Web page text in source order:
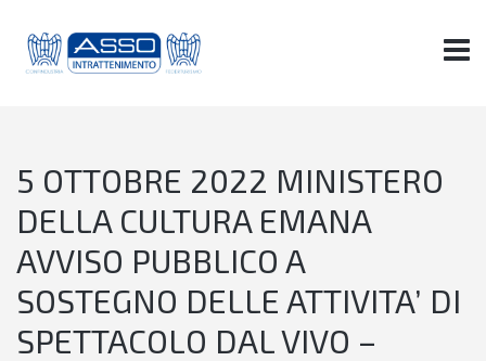
5 OTTOBRE 2022 MINISTERO
DELLA CULTURA EMANA
AVVISO PUBBLICO A
SOSTEGNO DELLE ATTIVITA’ DI
SPETTACOLO DAL VIVO –